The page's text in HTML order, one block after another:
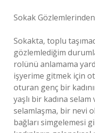
Sokak
Sokakta, toplu
gözlemlediğim
rolünü anlamama
işyerime gitmek için
oturan genç bir
yaşlı bir kadına
selamlaşma, bir nevi
bağları simgelemesi